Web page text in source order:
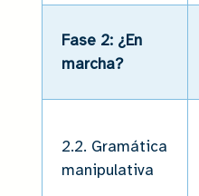
Fase 2: ¿En
marcha?
2.2. Gramática
manipulativa